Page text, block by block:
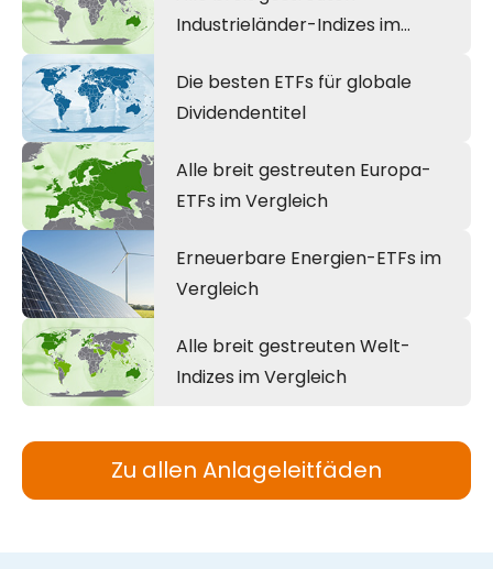
Industrieländer-Indizes im
Die besten ETFs für globale
Dividendentitel
Alle breit gestreuten Europa-
ETFs im Vergleich
Erneuerbare Energien-ETFs im
Vergleich
Alle breit gestreuten Welt-
Indizes im Vergleich
Zu allen Anlageleitfäden